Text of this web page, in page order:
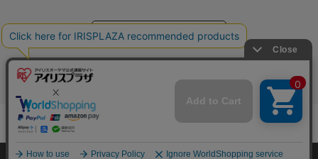
在庫切れ mail_outline入荷したらメールでお知らせ
コーポレートサイト